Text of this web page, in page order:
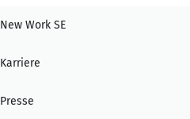
New Work SE
Karriere
Presse